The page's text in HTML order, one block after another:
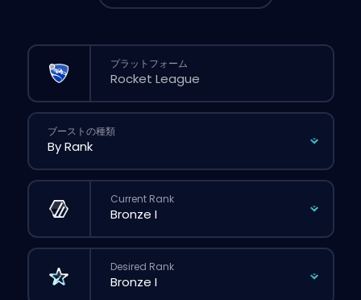
プラットフォーム
ブーストの種類
Current Rank
Desired Rank